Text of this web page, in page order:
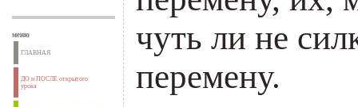
меню
ГЛАВНАЯ
ДО и ПОСЛЕ открытого
урока
чуть ли не
перемену.